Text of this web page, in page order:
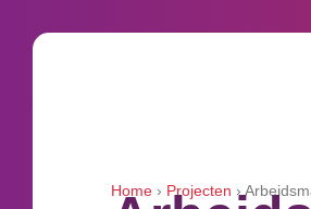
Home › Projecten ›